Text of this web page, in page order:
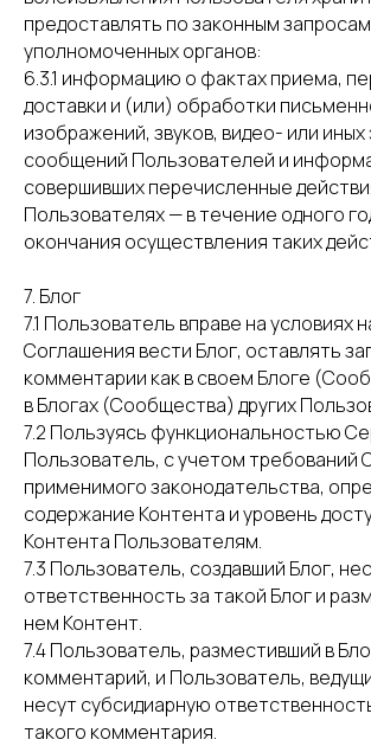
предоставлять по законным запросам
уполномоченных органов:
6.3.1 информацию о фактах приема,
доставки и (или) обработки
изображений, звуков, видео- или
сообщений Пользователей и
совершивших перечисленные
Пользователях — в течение одного
окончания осуществления таких
7. Блог
7.1 Пользователь вправе на условиях
Соглашения вести Блог, оставлять
комментарии как в своем Блоге
в Блогах (Сообщества) других
7.2 Пользуясь функциональностью
Пользователь, с учетом требований
применимого законодательства,
содержание Контента и уровень
Контента Пользователям.
7.3 Пользователь, создавший Блог,
ответственность за такой Блог и
нем Контент.
7.4 Пользователь, разместивший в
комментарий, и Пользователь,
несут субсидиарную
такого комментария.